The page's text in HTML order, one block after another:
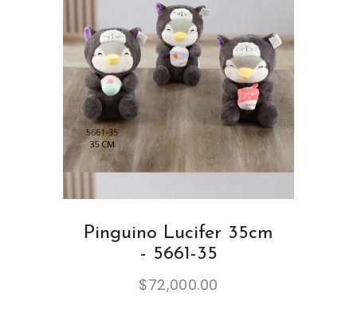
Pinguino Lucifer 35cm
- 5661-35
$72,000.00